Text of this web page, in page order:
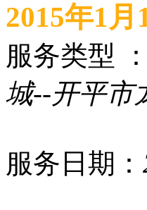
2015年1
服务类型 ：
城--开平市
服务日期：